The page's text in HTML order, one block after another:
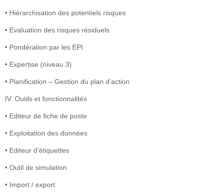
• Hiérarchisation des potentiels risques
• Evaluation des risques résiduels
• Pondération par les EPI
• Expertise (niveau 3)
• Planification – Gestion du plan d’action
IV. Outils et fonctionnalités
• Editeur de fiche de poste
• Exploitation des données
• Editeur d’étiquettes
• Outil de simulation
• Import / export